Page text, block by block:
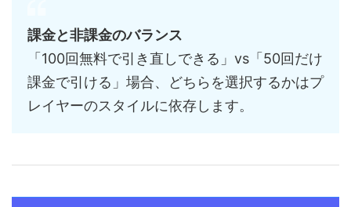
課金と非課金のバランス
「100回無料で引き直しできる」vs「50回だけ
課金で引ける」場合、どちらを選択するかはプ
レイヤーのスタイルに依存します。